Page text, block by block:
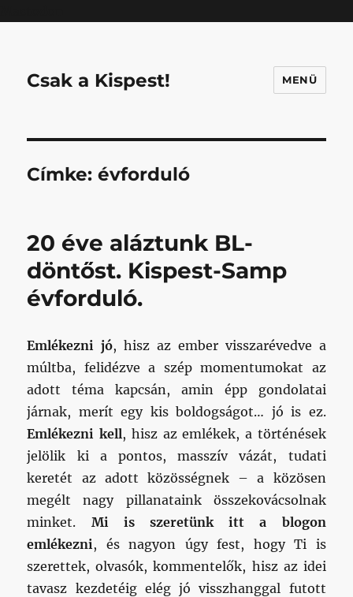
Csak a Kispest! MENÜ
Címke:évforduló
20 éve aláztunk BL-
döntőst. Kispest-Samp
évforduló.
Emlékezni jó, hisz az ember visszarévedve a
múltba, felidézve a szép momentumokat az
adott téma kapcsán, amin épp gondolatai
járnak, merít egy kis boldogságot… jó is ez.
Emlékezni kell, hisz az emlékek, a történések
jelölik ki a pontos, masszív vázát, tudati
keretét az adott közösségnek – a közösen
megélt nagy pillanataink összekovácsolnak
minket. Mi is szeretünk itt a blogon
emlékezni, és nagyon úgy fest, hogy Ti is
szerettek, olvasók, kommentelők, hisz az idei
tavasz kezdetéig elég jó visszhanggal futott